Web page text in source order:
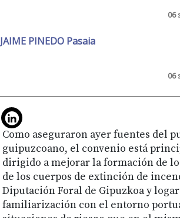
06
JAIME PINEDO Pasaia
06
Como aseguraron ayer fuentes del
guipuzcoano, el convenio está
dirigido a mejorar la formación de
de los cuerpos de extinción de
Diputación Foral de Gipuzkoa y
familiarización con el entorno